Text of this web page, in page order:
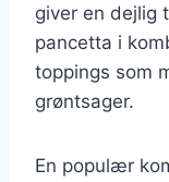
giver en dejlig
pancetta i
toppings som
grøntsager.
En populær